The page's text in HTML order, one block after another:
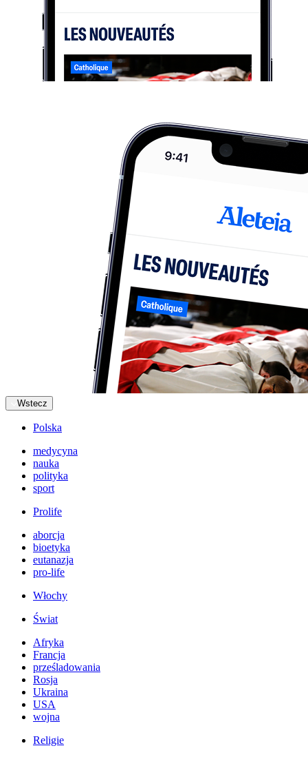
Wstecz
Polska
medycyna
nauka
polityka
sport
Prolife
aborcja
bioetyka
eutanazja
pro-life
Włochy
Świat
Afryka
Francja
prześladowania
Rosja
Ukraina
USA
wojna
Religie